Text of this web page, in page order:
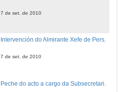
7 de set. de 2010
Intervención do Almirante Xefe de Personal da Armada
7 de set. de 2010